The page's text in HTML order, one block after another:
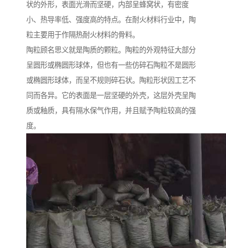
状的外形，表面光滑而坚硬，内部呈蜂窝状，有密度
小、热导率低、强度高的特点。在耐火材料行业中，陶
粒主要用于作隔热耐火材料的骨料。
陶粒顾名思义就是陶质的颗粒。陶粒的外观特征大部分
呈圆形或椭圆形球体，但也有一些仿碎石陶粒不是圆形
或椭圆形球体，而呈不规则碎石状。陶粒形状因工艺不
同而各异。它的表面是一层坚硬的外壳，这层外壳呈陶
质或釉质，具有隔水保气作用，并且赋予陶粒较高的强
度。